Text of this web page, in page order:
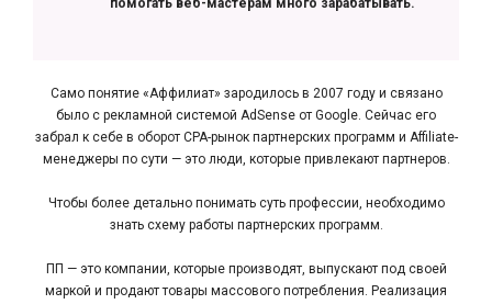
помогать веб-мастерам много зарабатывать.
Само понятие «Аффилиат» зародилось в 2007 году и связано
было с рекламной системой AdSense от Google. Сейчас его
забрал к себе в оборот CPA-рынок партнерских программ и Affiliate-
менеджеры по сути — это люди, которые привлекают партнеров.
Чтобы более детально понимать суть профессии, необходимо
знать схему работы партнерских программ.
ПП — это компании, которые производят, выпускают под своей
маркой и продают товары массового потребления. Реализация